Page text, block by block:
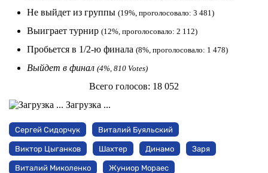
Не выйдет из группы (19%, проголосовало: 3 481)
Выиграет турнир (12%, проголосовало: 2 112)
Пробьется в 1/2-ю финала (8%, проголосовало: 1 478)
Выйдет в финал (4%, 810 Votes)
Всего голосов: 18 052
Загрузка ...
Сергей Сидорчук Виталий Буяльский
Виктор Цыганков Шахтер Динамо Заря
Виталий Миколенко Жуниор Мораес